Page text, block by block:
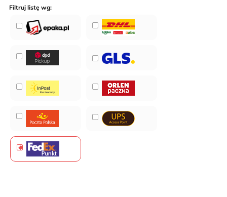
Filtruj listę wg: